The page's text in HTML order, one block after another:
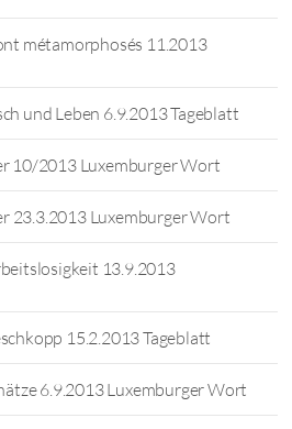
métamorphosés 11.2013
und Leben 6.9.2013 Tageblatt
10/2013 Luxemburger Wort
23.3.2013 Luxemburger Wort
13.9.2013
15.2.2013 Tageblatt
6.9.2013 Luxemburger Wort